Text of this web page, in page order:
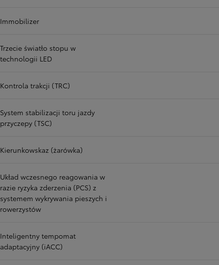
Immobilizer
Trzecie światło stopu w
technologii LED
Kontrola trakcji (TRC)
System stabilizacji toru jazdy
przyczepy (TSC)
Kierunkowskaz (żarówka)
Układ wczesnego reagowania w
razie ryzyka zderzenia (PCS) z
systemem wykrywania pieszych i
rowerzystów
Inteligentny tempomat
adaptacyjny (iACC)